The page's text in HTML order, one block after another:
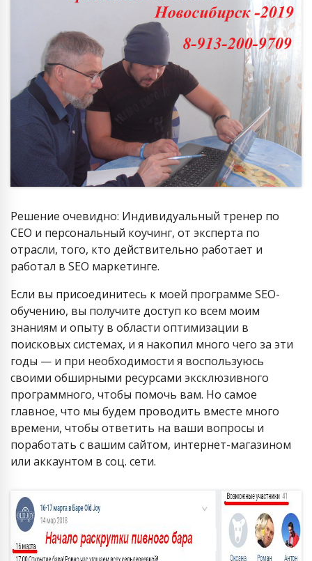
Решение очевидно: Индивидуальный тренер по
СЕО и персональный коучинг, от эксперта по
отрасли, того, кто действительно работает и
работал в SEO маркетинге.
Если вы присоединитесь к моей программе SEO-
обучению, вы получите доступ ко всем моим
знаниям и опыту в области оптимизации в
поисковых системах, и я накопил много чего за эти
годы — и при необходимости я воспользуюсь
своими обширными ресурсами эксклюзивного
программного, чтобы помочь вам. Но самое
главное, что мы будем проводить вместе много
времени, чтобы ответить на ваши вопросы и
поработать с вашим сайтом, интернет-магазином
или аккаунтом в соц. сети.